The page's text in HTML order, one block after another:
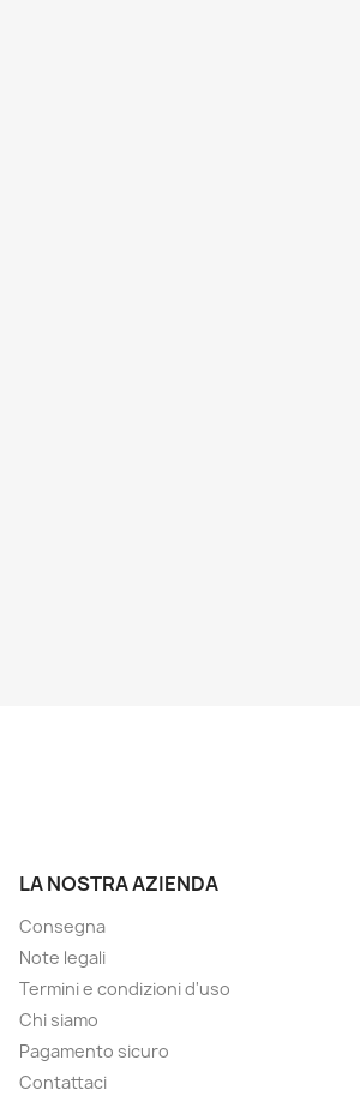
LA NOSTRA AZIENDA
Consegna
Note legali
Termini e condizioni d'uso
Chi siamo
Pagamento sicuro
Contattaci